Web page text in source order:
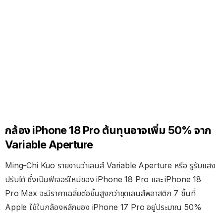
กล้อง iPhone 18 Pro ต้นทุนอาจเพิ่ม 50% จาก
Variable Aperture
Ming-Chi Kuo รายงานว่าเลนส์ Variable Aperture หรือ รูรับแสง
ปรับได้ ซึ่งเป็นฟีเจอร์ใหม่ของ iPhone 18 Pro และ iPhone 18
Pro Max จะมีราคาเฉลี่ยต่อชิ้นสูงกว่าชุดเลนส์พลาสติก 7 ชิ้นที่
Apple ใช้ในกล้องหลักของ iPhone 17 Pro อยู่ประมาณ 50%